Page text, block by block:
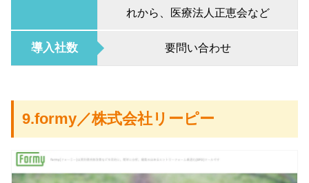
れから、医療法人正恵会など
導入社数 要問い合わせ
9.formy／株式会社リーピー